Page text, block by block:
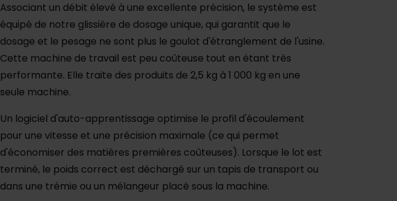
Associant un débit élevé à une excellente précision, le système est
équipé de notre glissière de dosage unique, qui garantit que le
dosage et le pesage ne sont plus le goulot d'étranglement de l'usine.
Cette machine de travail est peu coûteuse tout en étant très
performante. Elle traite des produits de 2,5 kg à 1 000 kg en une
seule machine.
Un logiciel d'auto-apprentissage optimise le profil d'écoulement
pour une vitesse et une précision maximale (ce qui permet
d'économiser des matières premières coûteuses). Lorsque le lot est
terminé, le poids correct est déchargé sur un tapis de transport ou
dans une trémie ou un mélangeur placé sous la machine.